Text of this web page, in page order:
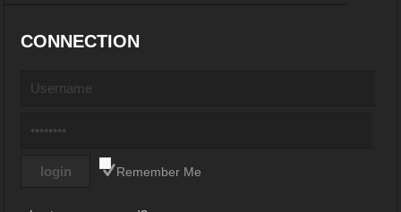
CONNECTION
Remember Me